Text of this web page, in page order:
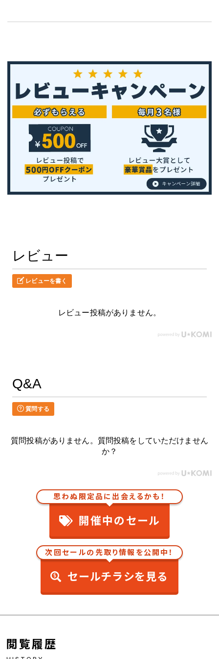
レビュー
レビューを書く
レビュー投稿がありません。
Q&A
質問する
質問投稿がありません。質問投稿をしていただけません
か？
思わぬ限定品に出会えるかも！
開催中のセール
次回セールの先取り情報を公開中！
セールチラシを見る
閲覧履歴